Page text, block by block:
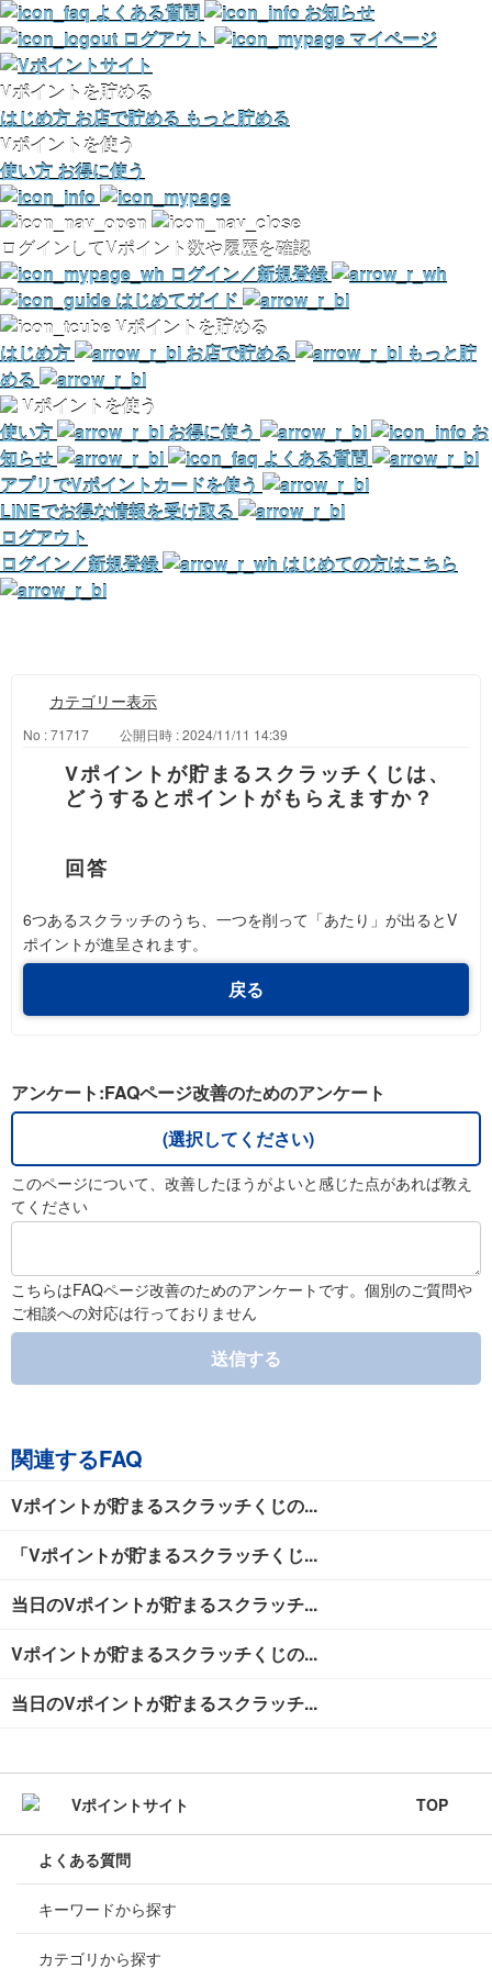
よくある質問
お知らせ
ログアウト
マイページ
Vポイントを貯める
はじめ方 お店で貯める もっと貯める
Vポイントを使う
使い方 お得に使う
ログインしてVポイント数や履歴を確認
ログイン／新規登録
はじめてガイド
Vポイントを貯める
はじめ方
お店で貯める
もっと貯
める
Vポイントを使う
使い方
お得に使う
お
知らせ
よくある質問
アプリでVポイントカードを使う
LINEでお得な情報を受け取る
ログアウト
ログイン／新規登録
はじめての方はこちら
カテゴリー表示
No : 71717 公開日時 : 2024/11/11 14:39
Vポイントが貯まるスクラッチくじは、
どうするとポイントがもらえますか？
6つあるスクラッチのうち、一つを削って「あたり」が出るとV
ポイントが進呈されます。
戻る
アンケート:FAQページ改善のためのアンケート
(選択してください)
このページについて、改善したほうがよいと感じた点があれば教え
てください
こちらはFAQページ改善のためのアンケートです。個別のご質問や
ご相談への対応は行っておりません
送信する
関連するFAQ
Vポイントが貯まるスクラッチくじの...
「Vポイントが貯まるスクラッチくじ...
当日のVポイントが貯まるスクラッチ...
Vポイントが貯まるスクラッチくじの...
当日のVポイントが貯まるスクラッチ...
TOP
よくある質問
キーワードから探す
カテゴリから探す